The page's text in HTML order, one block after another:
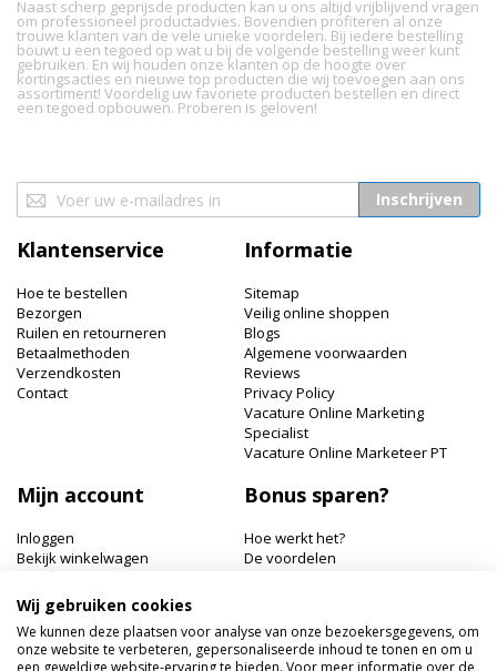
Naast scherp geprijsde producten kan u ons altijd vrijblijvend vragen
om professioneel productadvies. Bovendien profiteren al onze
trouwe klanten van de vele unieke voordelen. Bij iedere bestelling
bouwt u een tegoed op wat u bij de volgende bestelling weer kunt
gebruiken. En wij houden onze klanten op de hoogte over
kortingsacties en nieuwe top producten die wij toevoegen aan ons
assortiment! Voordelig uw favoriete producten bestellen en direct
een tegoed opbouwen. Proberen is geloven!
Abonneer
u
onze
Inschrijven
Klantenservice
Hoe te bestellen
Bezorgen
Ruilen en retourneren
Betaalmethoden
Verzendkosten
Contact
Informatie
Sitemap
Veilig online shoppen
Blogs
Algemene voorwaarden
Reviews
Privacy Policy
Vacature Online Marketing
Specialist
Vacature Online Marketeer PT
Mijn account
Inloggen
Bekijk winkelwagen
Bonus sparen?
Hoe werkt het?
De voordelen
Hairworldshop.nl
Havik 41, 3811 EX Amersfoort
Wij gebruiken cookies
We kunnen deze plaatsen voor analyse van onze bezoekersgegevens, om
onze website te verbeteren, gepersonaliseerde inhoud te tonen en om u
een geweldige website-ervaring te bieden. Voor meer informatie over de